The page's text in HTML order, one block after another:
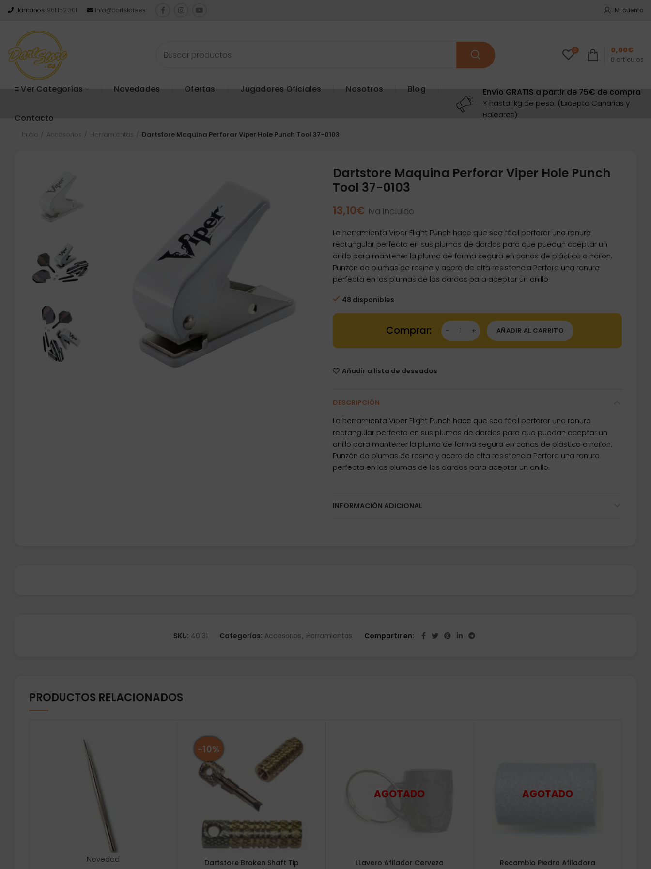
Llámanos: 961 152 301 info@dartstore.es Mi cuenta
0
0 artículos
0,00€
≡ Ver Categorías Novedades Ofertas Jugadores Oficiales Nosotros Blog
Contacto
Envío GRATIS a partir de 75€ de compra
Y hasta 1kg de peso. (Excepto Canarias y
Baleares)
Inicio Accesorios Herramientas Dartstore Maquina Perforar Viper Hole Punch Tool 37-0103
Dartstore Maquina Perforar Viper Hole Punch
Tool 37-0103
13,10€ Iva incluido
La herramienta Viper Flight Punch hace que sea fácil perforar una ranura
rectangular perfecta en sus plumas de dardos para que puedan aceptar un
anillo para mantener la pluma de forma segura en cañas de plástico o nailon.
Punzón de plumas de resina y acero de alta resistencia Perfora una ranura
perfecta en las plumas de los dardos para aceptar un anillo.
48 disponibles
Dartstore Maquina Perforar Viper Hole Punch Tool 37-0103 cantidad
AÑADIR AL CARRITO
Añadir a lista de deseados
DESCRIPCIÓN
La herramienta Viper Flight Punch hace que sea fácil perforar una ranura
rectangular perfecta en sus plumas de dardos para que puedan aceptar un
anillo para mantener la pluma de forma segura en cañas de plástico o nailon.
Punzón de plumas de resina y acero de alta resistencia Perfora una ranura
perfecta en las plumas de los dardos para aceptar un anillo.
INFORMACIÓN ADICIONAL
SKU: 40131 Categorías: Accesorios, Herramientas Compartir en
PRODUCTOS RELACIONADOS
Novedad
-10%
Dartstore Broken Shaft Tip
LLavero Afilador Cerveza
Recambio Piedra Afiladora